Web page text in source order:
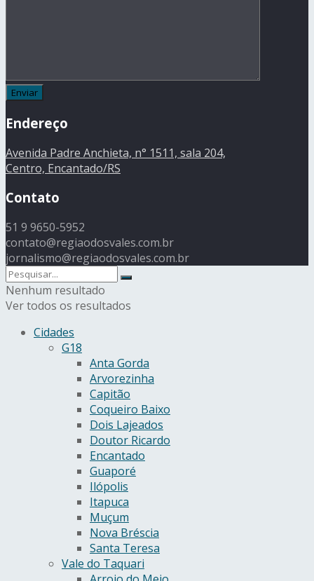
Endereço
Avenida Padre Anchieta, n° 1511, sala 204,
Centro, Encantado/RS
Contato
51 9 9650-5952
contato@regiaodosvales.com.br
jornalismo@regiaodosvales.com.br
Nenhum resultado
Ver todos os resultados
Cidades
G18
Anta Gorda
Arvorezinha
Capitão
Coqueiro Baixo
Dois Lajeados
Doutor Ricardo
Encantado
Guaporé
Ilópolis
Itapuca
Muçum
Nova Bréscia
Santa Teresa
Vale do Taquari